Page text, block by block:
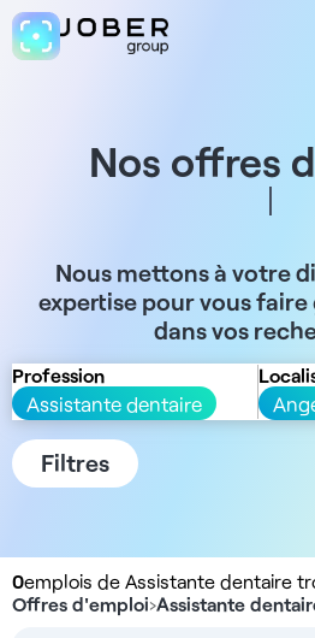
Nos offres
Nous mettons à votre
expertise pour vous
dans vos
Profession
Assistante dentaire
Filtres
0emplois de Assistante dentaire
Offres d'emploi›Assistante